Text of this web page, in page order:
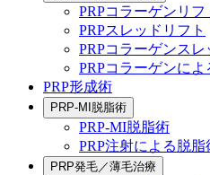
PRPコラーゲンリフ
PRPスレッドリフト
PRPコラーゲンスレ
PRPコラーゲンに
PRP形成術
PRP-MI脱脂術
PRP-MI脱脂術
PRP注射による脱脂
PRP発毛／薄毛治療